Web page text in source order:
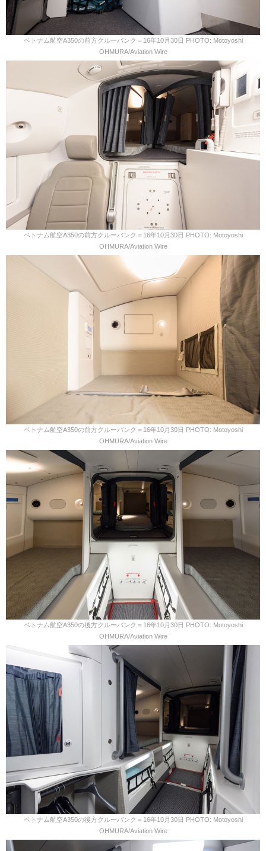
ベトナム航空A350の前方クルーバンク＝16年10月30日 PHOTO: Motoyoshi
OHMURA/Aviation Wire
ベトナム航空A350の前方クルーバンク＝16年10月30日 PHOTO: Motoyoshi
OHMURA/Aviation Wire
ベトナム航空A350の前方クルーバンク＝16年10月30日 PHOTO: Motoyoshi
OHMURA/Aviation Wire
ベトナム航空A350の後方クルーバンク＝16年10月30日 PHOTO: Motoyoshi
OHMURA/Aviation Wire
ベトナム航空A350の後方クルーバンク＝16年10月30日 PHOTO: Motoyoshi
OHMURA/Aviation Wire